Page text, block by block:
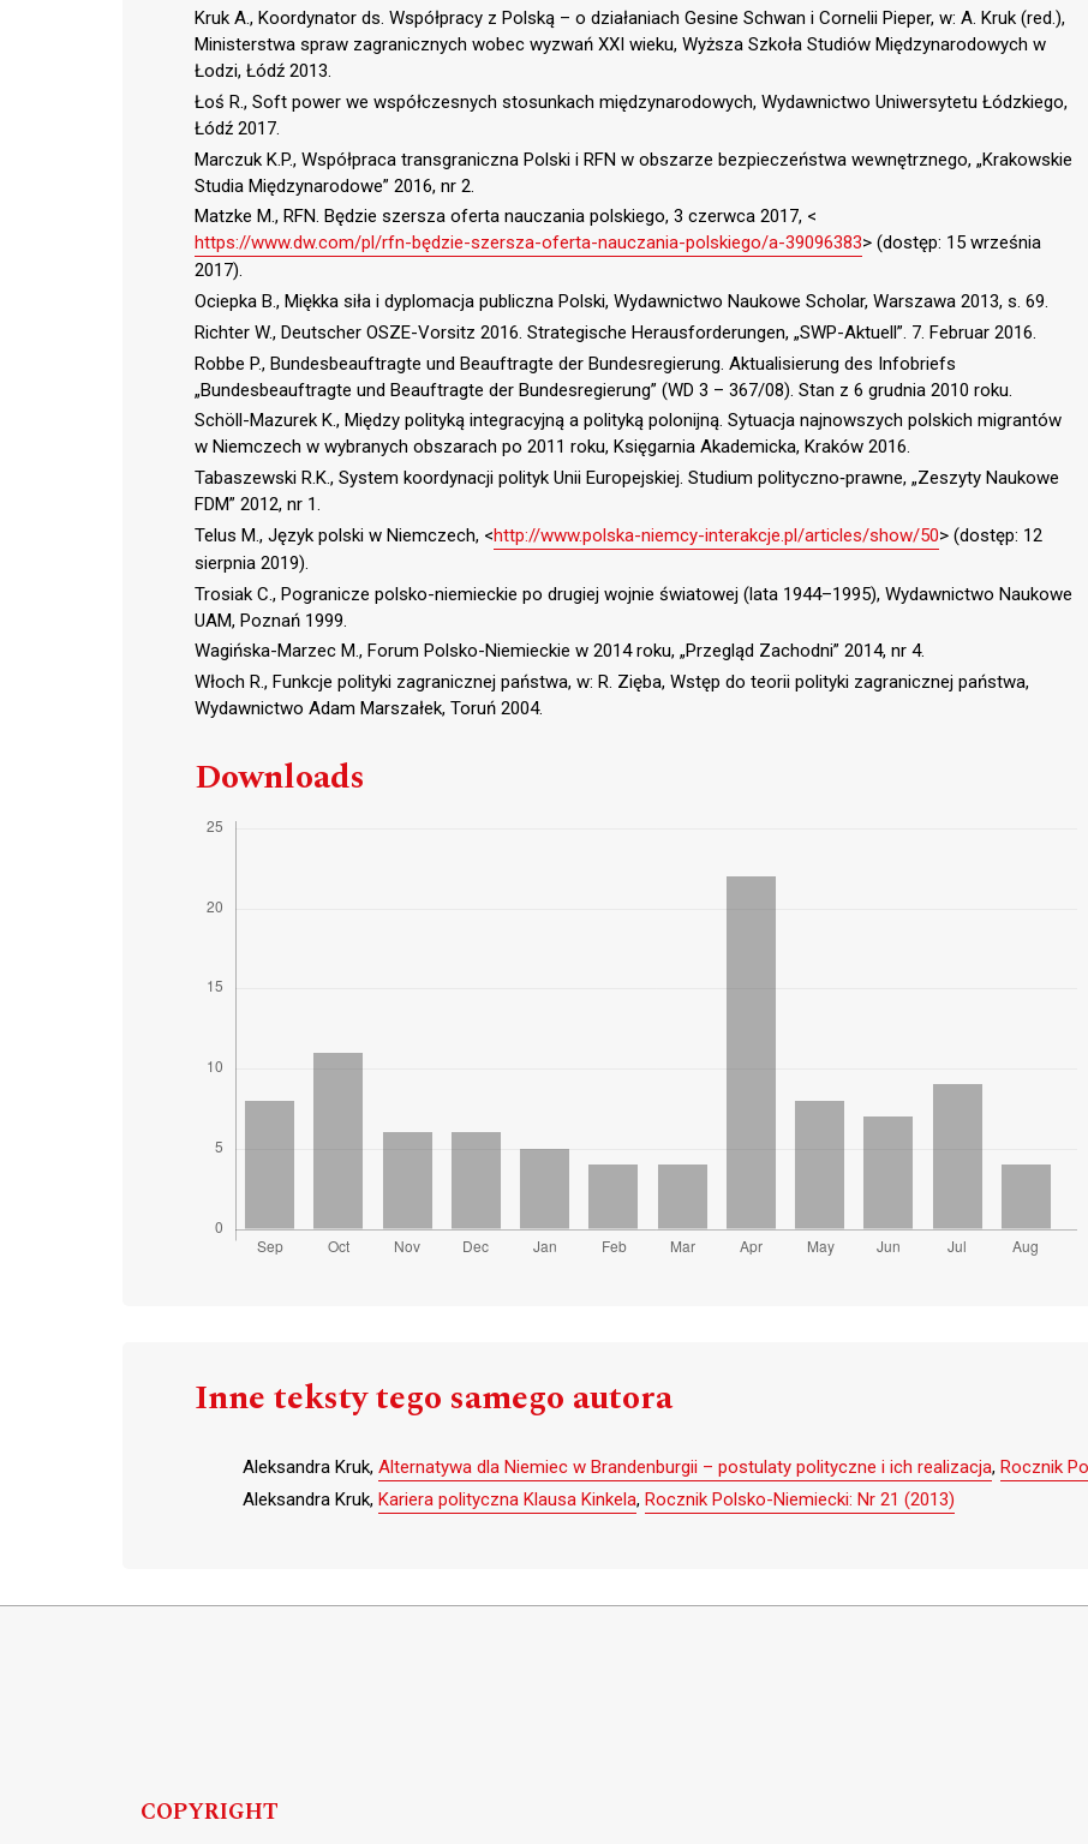
Kruk A., Koordynator ds. Współpracy z Polską – o działaniach Gesine Schwan i Cornelii Pieper, w: A. Kruk (red.),
Ministerstwa spraw zagranicznych wobec wyzwań XXI wieku, Wyższa Szkoła Studiów Międzynarodowych w
Łodzi, Łódź 2013.
Łoś R., Soft power we współczesnych stosunkach międzynarodowych, Wydawnictwo Uniwersytetu Łódzkiego,
Łódź 2017.
Marczuk K.P., Współpraca transgraniczna Polski i RFN w obszarze bezpieczeństwa wewnętrznego, „Krakowskie
Studia Międzynarodowe” 2016, nr 2.
Matzke M., RFN. Będzie szersza oferta nauczania polskiego, 3 czerwca 2017, <
https://www.dw.com/pl/rfn-będzie-szersza-oferta-nauczania-polskiego/a-39096383> (dostęp: 15 września
2017).
Ociepka B., Miękka siła i dyplomacja publiczna Polski, Wydawnictwo Naukowe Scholar, Warszawa 2013, s. 69.
Richter W., Deutscher OSZE-Vorsitz 2016. Strategische Herausforderungen, „SWP-Aktuell”. 7. Februar 2016.
Robbe P., Bundesbeauftragte und Beauftragte der Bundesregierung. Aktualisierung des Infobriefs
„Bundesbeauftragte und Beauftragte der Bundesregierung” (WD 3 – 367/08). Stan z 6 grudnia 2010 roku.
Schöll-Mazurek K., Między polityką integracyjną a polityką polonijną. Sytuacja najnowszych polskich migrantów
w Niemczech w wybranych obszarach po 2011 roku, Księgarnia Akademicka, Kraków 2016.
Tabaszewski R.K., System koordynacji polityk Unii Europejskiej. Studium polityczno‑prawne, „Zeszyty Naukowe
FDM” 2012, nr 1.
Telus M., Język polski w Niemczech, <http://www.polska-niemcy-interakcje.pl/articles/show/50> (dostęp: 12
sierpnia 2019).
Trosiak C., Pogranicze polsko-niemieckie po drugiej wojnie światowej (lata 1944–1995), Wydawnictwo Naukowe
UAM, Poznań 1999.
Wagińska-Marzec M., Forum Polsko-Niemieckie w 2014 roku, „Przegląd Zachodni” 2014, nr 4.
Włoch R., Funkcje polityki zagranicznej państwa, w: R. Zięba, Wstęp do teorii polityki zagranicznej państwa,
Wydawnictwo Adam Marszałek, Toruń 2004.
Downloads
Inne teksty tego samego autora
Aleksandra Kruk, Alternatywa dla Niemiec w Brandenburgii – postulaty polityczne i ich realizacja, Rocznik
Aleksandra Kruk, Kariera polityczna Klausa Kinkela, Rocznik Polsko-Niemiecki: Nr 21 (2013)
COPYRIGHT